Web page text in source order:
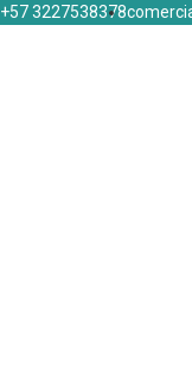
+57 3227538378